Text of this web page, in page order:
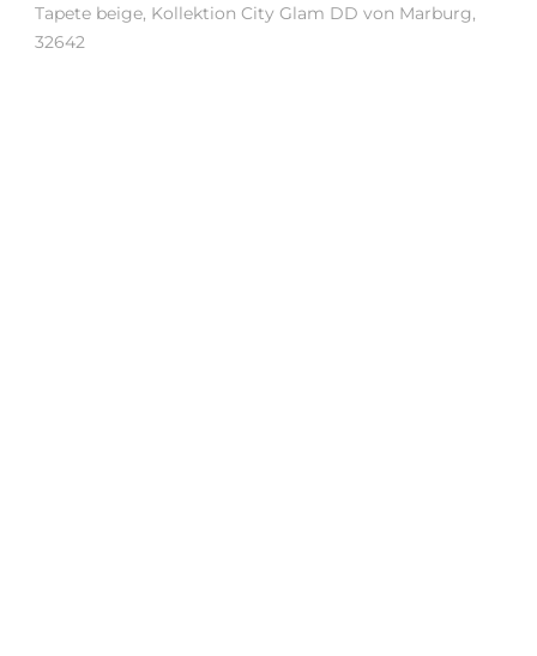
Tapete beige, Kollektion City Glam DD von Marburg,
32642